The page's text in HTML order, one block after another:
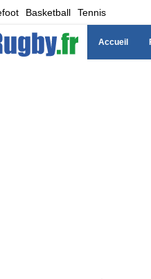
Basketball Tennis
Accueil